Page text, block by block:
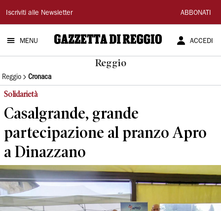
Gazzetta
di
Reggio
Iscriviti alle Newsletter ABBONATI
MENU ACCEDI
Reggio
Reggio Cronaca
Solidarietà
Casalgrande, grande
partecipazione al pranzo Apro
a Dinazzano